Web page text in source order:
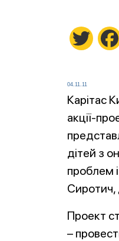
04.11.11
Карітас
акції-
дітей з
проблем
Сиротич,
Проект
–